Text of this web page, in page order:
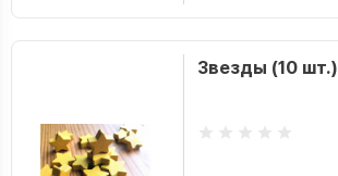
Звезды (10 шт.)